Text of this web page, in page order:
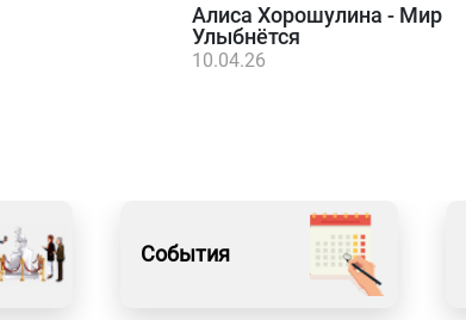
Алиса Хорошулина - Мир
Улыбнётся
10.04.26
События